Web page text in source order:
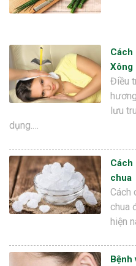
Cách
Xông
Điều
lưu
dụng.…
Cách
chua
Cách
chua
hiện